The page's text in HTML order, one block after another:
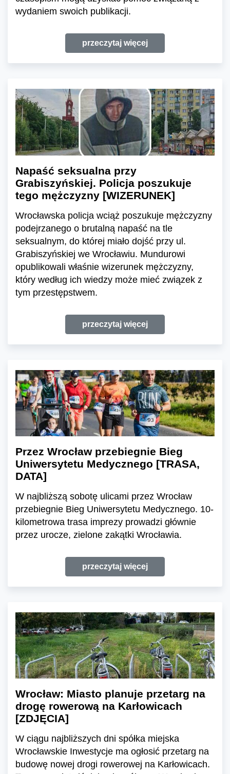
wydaniem swoich publikacji.
przeczytaj więcej
Napaść seksualna przy
Grabiszyńskiej. Policja poszukuje
tego mężczyzny [WIZERUNEK]
Wrocławska policja wciąż poszukuje mężczyzny
podejrzanego o brutalną napaść na tle
seksualnym, do której miało dojść przy ul.
Grabiszyńskiej we Wrocławiu. Mundurowi
opublikowali właśnie wizerunek mężczyzny,
który według ich wiedzy może mieć związek z
tym przestępstwem.
przeczytaj więcej
Przez Wrocław przebiegnie Bieg
Uniwersytetu Medycznego [TRASA,
DATA]
W najbliższą sobotę ulicami przez Wrocław
przebiegnie Bieg Uniwersytetu Medycznego. 10-
kilometrowa trasa imprezy prowadzi głównie
przez urocze, zielone zakątki Wrocławia.
przeczytaj więcej
Wrocław: Miasto planuje przetarg na
drogę rowerową na Karłowicach
[ZDJĘCIA]
W ciągu najbliższych dni spółka miejska
Wrocławskie Inwestycje ma ogłosić przetarg na
budowę nowej drogi rowerowej na Karłowicach.